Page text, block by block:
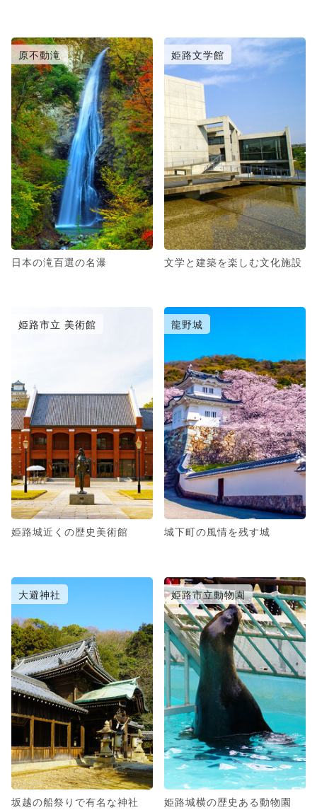
原不動滝
日本の滝百選の名瀑
姫路文学館
文学と建築を楽しむ文化施設
姫路市立 美術館
姫路城近くの歴史美術館
龍野城
城下町の風情を残す城
大避神社
坂越の船祭りで有名な神社
姫路市立動物園
姫路城横の歴史ある動物園